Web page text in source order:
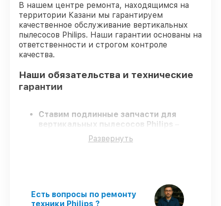
В нашем центре ремонта, находящимся на
территории Казани мы гарантируем
качественное обслуживание вертикальных
пылесосов Philips. Наши гарантии основаны на
ответственности и строгом контроле
качества.
Наши обязательства и технические
гарантии
Ставим подлинные запчасти для
вертикальных пылесосов Philips
только оригинальные запчасти для
вашей техники.
Соблюдаем сроки– ремонт
вертикальных пылесосов Philips в
Развернуть
Есть вопросы по ремонту
техники Philips ?